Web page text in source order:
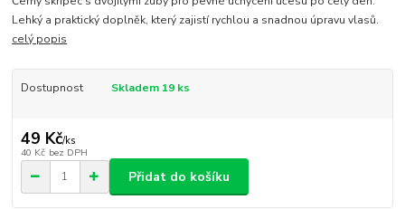
Lehký a praktický doplněk, který zajistí rychlou a snadnou úpravu vlasů.
celý popis
Dostupnost Skladem 19 ks
49 Kč/ks
40 Kč bez DPH
Přidat do košíku